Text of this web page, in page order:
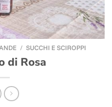
/ SUCCHI E SCIROPPI
di Rosa